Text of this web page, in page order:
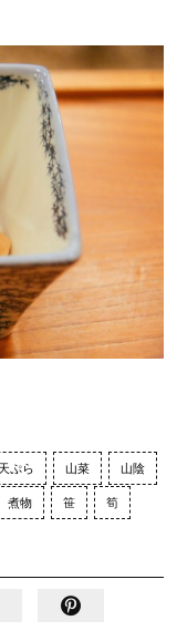
天ぷら 山菜 山陰
煮物 笹 筍